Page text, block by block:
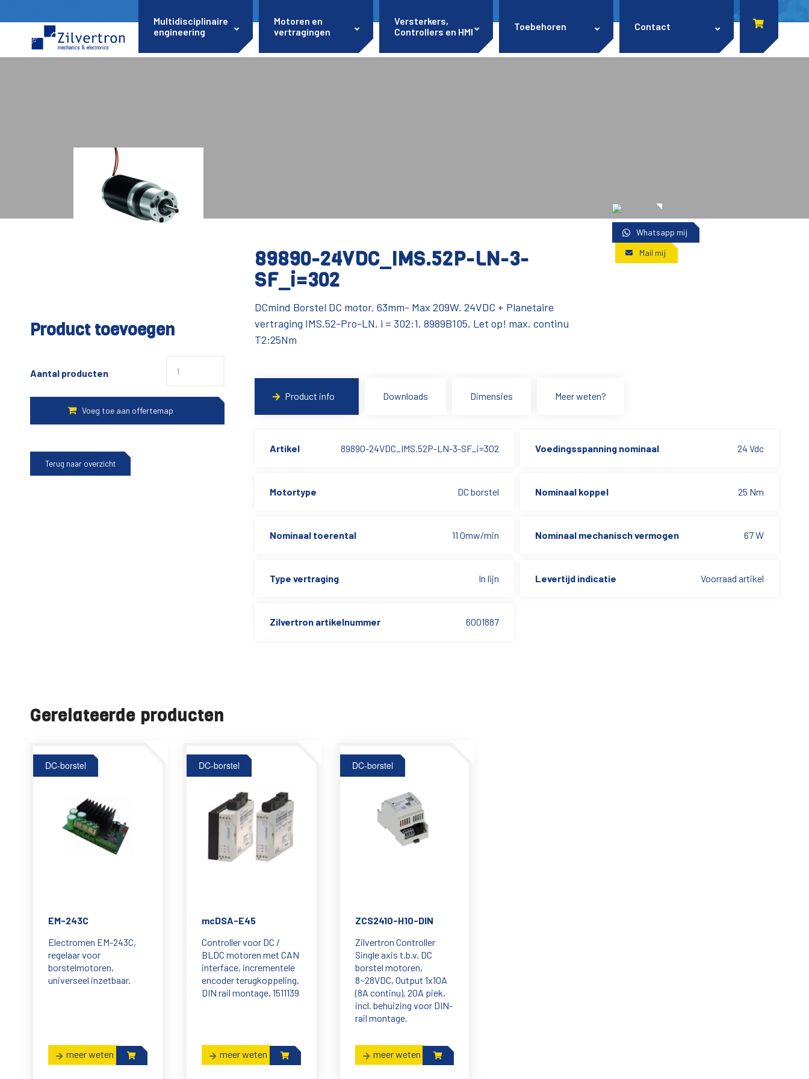
Multidisciplinaire
engineering
Motoren en
vertragingen
Versterkers,
Controllers en HMI
Toebehoren Contact
Whatsapp mij
Mail mij
Product toevoegen
Aantal producten
Terug naar overzicht
89890-24VDC_IMS.52P-LN-3-
SF_i=302
DCmind Borstel DC motor, 63mm- Max 209W. 24VDC + Planetaire
vertraging IMS.52-Pro-LN, i = 302:1, 8989B105, Let op! max. continu
T2:25Nm
Product info Downloads Dimensies Meer weten?
Artikel 89890-24VDC_IMS.52P-LN-3-SF_i=302 Voedingsspanning nominaal 24 Vdc
Motortype DC borstel Nominaal koppel 25 Nm
Nominaal toerental 11 Omw/min Nominaal mechanisch vermogen 67 W
Type vertraging In lijn Levertijd indicatie Voorraad artikel
Zilvertron artikelnummer 6001887
Gerelateerde producten
DC-borstel
EM-243C
Electromen EM-243C,
regelaar voor
borstelmotoren,
universeel inzetbaar.
meer weten
DC-borstel
mcDSA-E45
Controller voor DC /
BLDC motoren met CAN
interface, incrementele
encoder terugkoppeling,
DIN rail montage, 1511139
meer weten
DC-borstel
ZCS2410-H10-DIN
Zilvertron Controller
Single axis t.b.v. DC
borstel motoren,
8~28VDC, Output 1x10A
(8A continu), 20A piek,
incl. behuizing voor DIN-
rail montage.
meer weten